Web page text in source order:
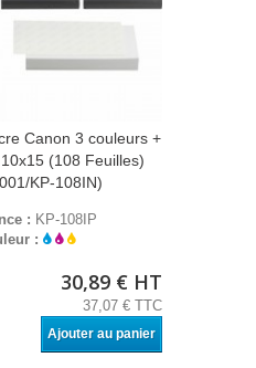
Canon 3 couleurs +
(108 Feuilles)
KP-108IN)
: KP-108IP
:
30,89 € HT
37,07 € TTC
Ajouter au panier